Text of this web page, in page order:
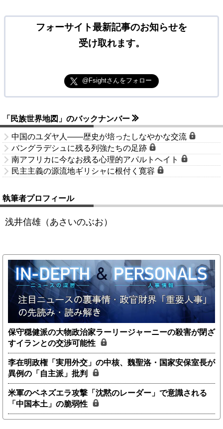
フォーサイト最新記事のお知らせを
受け取れます。
@Fsightさんをフォロー
「民族世界地図」のバックナンバー
中国のユダヤ人――歴史が培ったしなやかな交流
バングラデシュに残る列強たちの足跡
南アフリカに今なお残る心理的アパルトヘイト
民主主義の源流地ギリシャに根付く寛容
執筆者プロフィール
浅井信雄（あさいのぶお）
保守穏健派の大物政治家ラーリージャーニーの殺害が閉ざ
すイランとの交渉可能性
李在明政権「実用外交」の中核、魏聖洛・国家安保室長が
異例の「自主派」批判
米軍のベネズエラ攻撃「沈黙のレーダー」で意識される
「中国本土」の脆弱性